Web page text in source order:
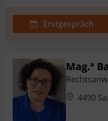
Erstgespräch
Mag.ª
4490